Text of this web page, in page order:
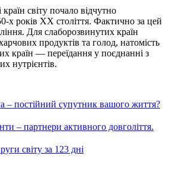
світу почало відчутно
х років ХХ століття. Фактично за цей
Для слаборозвинутих країн
продуктів та голод, натомість
країн — переїдання у поєднанні з
нутрієнтів.
– постійний супутник вашого життя?
– партнери активного довголіття.
світу за 123 дні